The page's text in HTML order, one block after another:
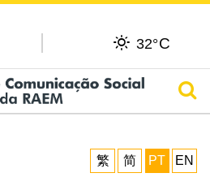
32°C
繁
简 PT EN